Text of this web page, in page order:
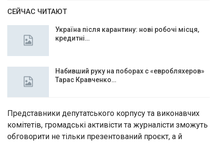
СЕЙЧАС ЧИТАЮТ
Україна після карантину: нові робочі місця,
кредитні…
Набивший руку на поборах с «евробляхеров»
Тарас Кравченко…
Представники депутатського корпусу та виконавчих
комітетів, громадські активісти та журналісти зможуть
обговорити не тільки презентований проєкт, а й